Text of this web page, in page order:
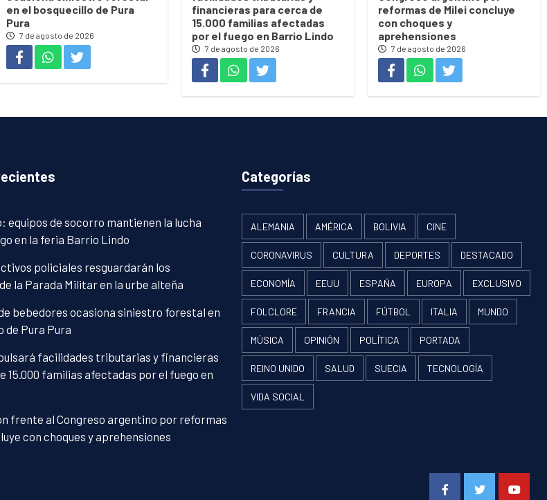
en el bosquecillo de Pura
Pura
7 de agosto de 2026
financieras para cerca de
15.000 familias afectadas
por el fuego en Barrio Lindo
7 de agosto de 2026
reformas de Milei concluye
con choques y
aprehensiones
7 de agosto de 2026
equipos de socorro mantienen la lucha
en la feria Barrio Lindo
policiales resguardarán los
la Parada Militar en la urbe alteña
bebedores ocasiona siniestro forestal en
de Pura Pura
facilidades tributarias y financieras
15.000 familias afectadas por el fuego en
frente al Congreso argentino por reformas
con choques y aprehensiones
Categorías
ALEMANIA AMÉRICA BOLIVIA CINE
CORONAVIRUS CULTURA DEPORTES DESTACADO
ECONOMÍA EEUU ESPAÑA EUROPA EXCLUSIVO
FOLCLORE FRANCIA FÚTBOL ITALIA MUNDO
MÚSICA OPINIÓN POLÍTICA PORTADA
REINO UNIDO SALUD SUECIA TECNOLOGÍA
VIDA SOCIAL
FacebookTwitter Youtube